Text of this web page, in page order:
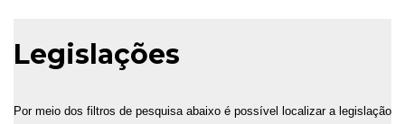
Legislações
Por meio dos filtros de pesquisa abaixo é possível localizar a legislação